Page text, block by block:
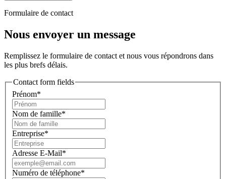
Formulaire de contact
Nous envoyer un message
Remplissez le formulaire de contact et nous vous répondrons dans
les plus brefs délais.
Contact form fields
Prénom*
Nom de famille*
Entreprise*
Adresse E-Mail*
Numéro de téléphone*